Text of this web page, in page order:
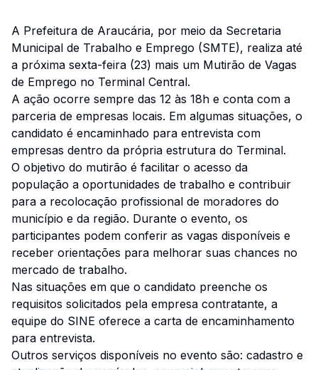
A Prefeitura de Araucária, por meio da Secretaria
Municipal de Trabalho e Emprego (SMTE), realiza até
a próxima sexta-feira (23) mais um Mutirão de Vagas
de Emprego no Terminal Central.
A ação ocorre sempre das 12 às 18h e conta com a
parceria de empresas locais. Em algumas situações, o
candidato é encaminhado para entrevista com
empresas dentro da própria estrutura do Terminal.
O objetivo do mutirão é facilitar o acesso da
população a oportunidades de trabalho e contribuir
para a recolocação profissional de moradores do
município e da região. Durante o evento, os
participantes podem conferir as vagas disponíveis e
receber orientações para melhorar suas chances no
mercado de trabalho.
Nas situações em que o candidato preenche os
requisitos solicitados pela empresa contratante, a
equipe do SINE oferece a carta de encaminhamento
para entrevista.
Outros serviços disponíveis no evento são: cadastro e